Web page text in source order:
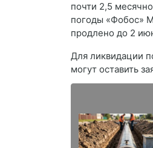
почти 2,5
погоды «Фобос»
продлено до 2
Для ликвидации
могут оставить